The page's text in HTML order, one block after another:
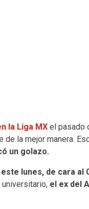
la Liga MXel pasado
la mejor manera.
un golazo.
lunes, de cara al
universitario, el ex del